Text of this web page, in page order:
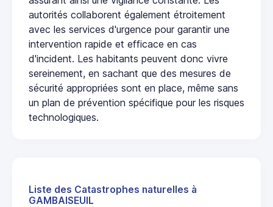
autorités collaborent également étroitement
avec les services d'urgence pour garantir une
intervention rapide et efficace en cas
d'incident. Les habitants peuvent donc vivre
sereinement, en sachant que des mesures de
sécurité appropriées sont en place, même sans
un plan de prévention spécifique pour les risques
technologiques.
Liste des Catastrophes naturelles à
GAMBAISEUIL